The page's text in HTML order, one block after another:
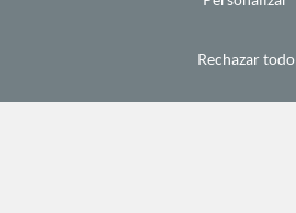
Rechazar todo
Las Palmas de Gran Canaria. España
Fax: +34 928 380 683